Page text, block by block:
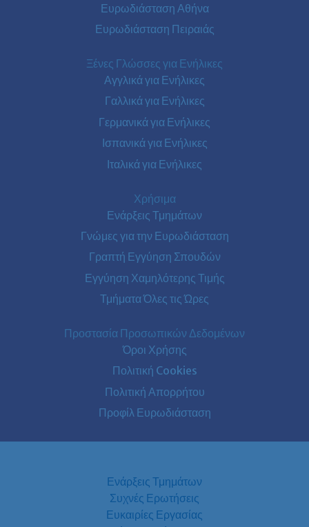
Ευρωδιάσταση Αθήνα
Ευρωδιάσταση Πειραιάς
Ξένες Γλώσσες για Ενήλικες
Αγγλικά για Ενήλικες
Γαλλικά για Ενήλικες
Γερμανικά για Ενήλικες
Ισπανικά για Ενήλικες
Ιταλικά για Ενήλικες
Χρήσιμα
Ενάρξεις Τμημάτων
Γνώμες για την Ευρωδιάσταση
Γραπτή Εγγύηση Σπουδών
Εγγύηση Χαμηλότερης Τιμής
Τμήματα Όλες τις Ώρες
Προστασία Προσωπικών Δεδομένων
Όροι Χρήσης
Πολιτική Cookies
Πολιτική Απορρήτου
Προφίλ Ευρωδιάσταση
Ενάρξεις Τμημάτων
Συχνές Ερωτήσεις
Ευκαιρίες Εργασίας